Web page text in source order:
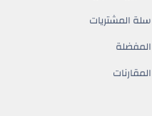
سلة المشتريات
المفضلة
المقارنات